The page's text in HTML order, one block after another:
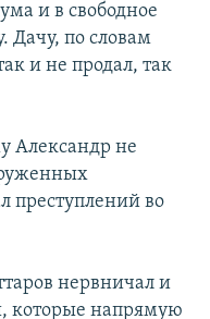
и в свободное
Дачу, по словам
и не продал, так
Александр не
преступлений во
нервничал и
которые напрямую